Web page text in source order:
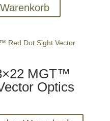
MGT™
Optics